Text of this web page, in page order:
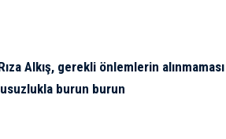
Alkış, gerekli önlemlerin
burun burun